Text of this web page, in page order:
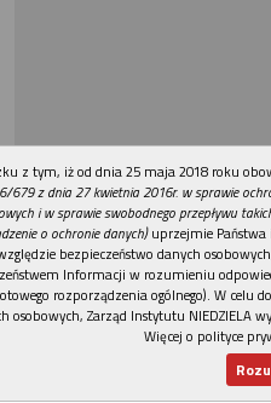
z tym, iż od dnia 25 maja 2018 roku
679 z dnia 27 kwietnia 2016r. w sprawie
i w sprawie swobodnego przepływu
o ochronie danych)uprzejmie Państwa
bezpieczeństwo danych
Informacji w rozumieniu
rozporządzenia ogólnego). W celu
osobowych, Zarząd Instytutu NIEDZIELA
Więcej o polityce